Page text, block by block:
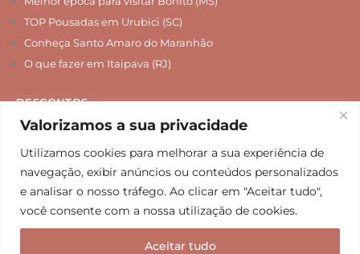
Valorizamos a sua privacidade
Utilizamos cookies para melhorar a sua experiência de
navegação, exibir anúncios ou conteúdos personalizados
e analisar o nosso tráfego. Ao clicar em "Aceitar tudo",
você consente com a nossa utilização de cookies.
Aceitar tudo
TOP Pousadas em Urubici (SC)
Conheça Santo Amaro do Maranhão
O que fazer em Itaipava (RJ)
DESCONTOS
Chip Internacional
Seguro Viagem
Hospedagem
Agências de Viagem
Passeios e Tours